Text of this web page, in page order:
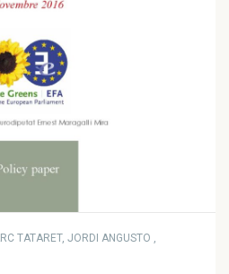
TATARET, JORDI ANGUSTO ,